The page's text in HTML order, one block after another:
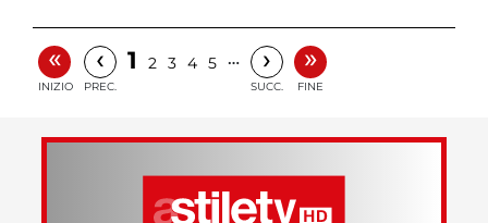
«
INIZIO
‹
PREC.
1 2 3 4 5 … ›
SUCC.
»
FINE